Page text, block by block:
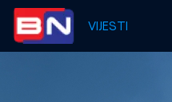
VIJESTI